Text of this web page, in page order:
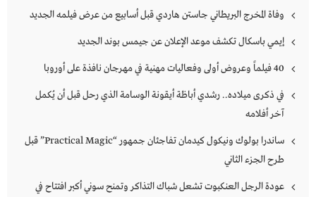
وفاة المخرج البريطاني جاستن هاردي قبل أسابيع من عرض فيلمه الجديد
إيمي باسكال تكشف موعد الإعلان عن جيمس بوند الجديد
40 فيلماً وعروض أولى وفعاليات مهنية في مهرجان نافذة على أوروبا
في ذكرى ميلاده.. رشدي أباظة أيقونة الوسامة الذي رحل قبل أن يُكمل
آخر أفلامه
ساندرا بولوك ونيكول كيدمان تفاجئان جمهور “Practical Magic” قبل
طرح الجزء الثاني
عودة الرجل العنكبوت تشعل شباك التذاكر وتمنح سوني أكبر افتتاح في